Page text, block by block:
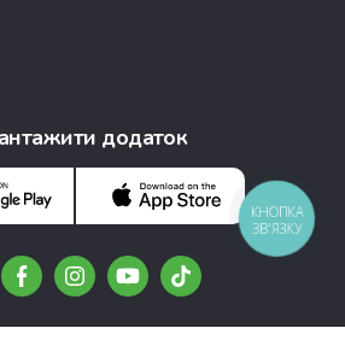
додаток
КНОПКА
ЗВ'ЯЗКУ